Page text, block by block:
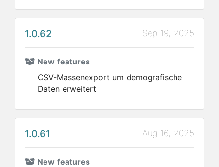
1.0.62 Sep 19, 2025
New features
CSV-Massenexport um demografische
Daten erweitert
1.0.61 Aug 16, 2025
New features